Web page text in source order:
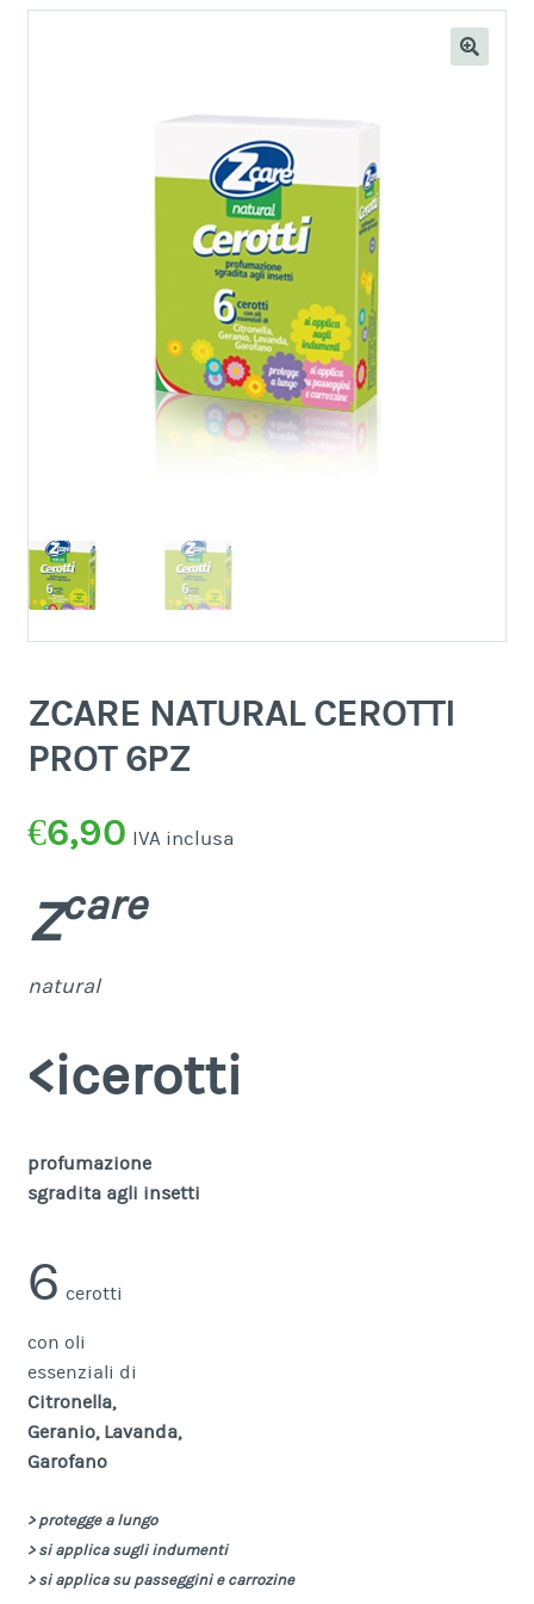
ZCARE NATURAL CEROTTI
PROT 6PZ
€6,90 IVA inclusa
Zcare
natural
<icerotti
profumazione
sgradita agli insetti
6 cerotti
con oli
essenziali di
Citronella,
Geranio, Lavanda,
Garofano
> protegge a lungo
> si applica sugli indumenti
> si applica su passeggini e carrozine